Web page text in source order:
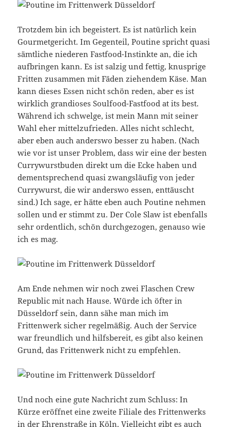
Trotzdem bin ich begeistert. Es ist natürlich kein
Gourmetgericht. Im Gegenteil, Poutine spricht quasi
sämtliche niederen Fastfood-Instinkte an, die ich
aufbringen kann. Es ist salzig und fettig, knusprige
Fritten zusammen mit Fäden ziehendem Käse. Man
kann dieses Essen nicht schön reden, aber es ist
wirklich grandioses Soulfood-Fastfood at its best.
Während ich schwelge, ist mein Mann mit seiner
Wahl eher mittelzufrieden. Alles nicht schlecht,
aber eben auch anderswo besser zu haben. (Nach
wie vor ist unser Problem, dass wir eine der besten
Currywurstbuden direkt um die Ecke haben und
dementsprechend quasi zwangsläufig von jeder
Currywurst, die wir anderswo essen, enttäuscht
sind.) Ich sage, er hätte eben auch Poutine nehmen
sollen und er stimmt zu. Der Cole Slaw ist ebenfalls
sehr ordentlich, schön durchgezogen, genauso wie
ich es mag.
Am Ende nehmen wir noch zwei Flaschen Crew
Republic mit nach Hause. Würde ich öfter in
Düsseldorf sein, dann sähe man mich im
Frittenwerk sicher regelmäßig. Auch der Service
war freundlich und hilfsbereit, es gibt also keinen
Grund, das Frittenwerk nicht zu empfehlen.
Und noch eine gute Nachricht zum Schluss: In
Kürze eröffnet eine zweite Filiale des Frittenwerks
in der Ehrenstraße in Köln. Vielleicht gibt es auch